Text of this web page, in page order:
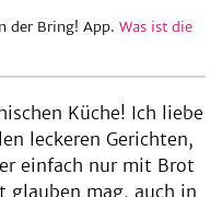
der Bring! App. Was ist die
Küche! Ich liebe
leckeren Gerichten,
einfach nur mit Brot
glauben mag, auch in